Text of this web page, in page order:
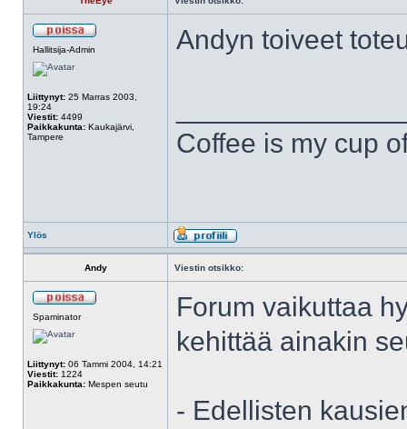
Hallitsija-Admin
Liittynyt: 25 Marras 2003,
19:24
Viestit: 4499
Paikkakunta: Kaukajärvi,
Tampere
Andyn toiveet
Coffee is my cup
Ylös
Andy Viestin otsikko:
Spaminator
Liittynyt: 06 Tammi 2004, 14:21
Viestit: 1224
Paikkakunta: Mespen seutu
Forum vaikuttaa
kehittää ainakin
- Edellisten